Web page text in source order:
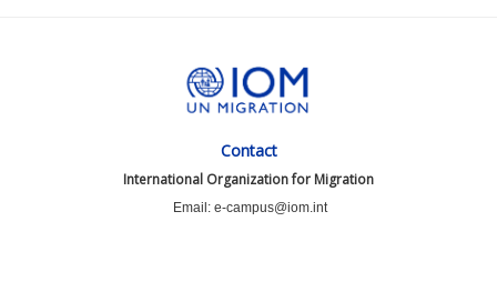
Contact
International Organization for Migration
Email: e-campus@iom.int